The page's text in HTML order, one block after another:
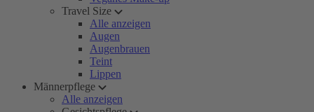
Travel Size
Alle anzeigen
Augen
Augenbrauen
Teint
Lippen
Männerpflege
Alle anzeigen